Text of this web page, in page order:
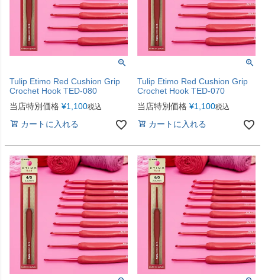
Tulip Etimo Red Cushion Grip
Crochet Hook TED-080
当店特別価格 ¥1,100税込
カートに入れる
Tulip Etimo Red Cushion Grip
Crochet Hook TED-070
当店特別価格 ¥1,100税込
カートに入れる